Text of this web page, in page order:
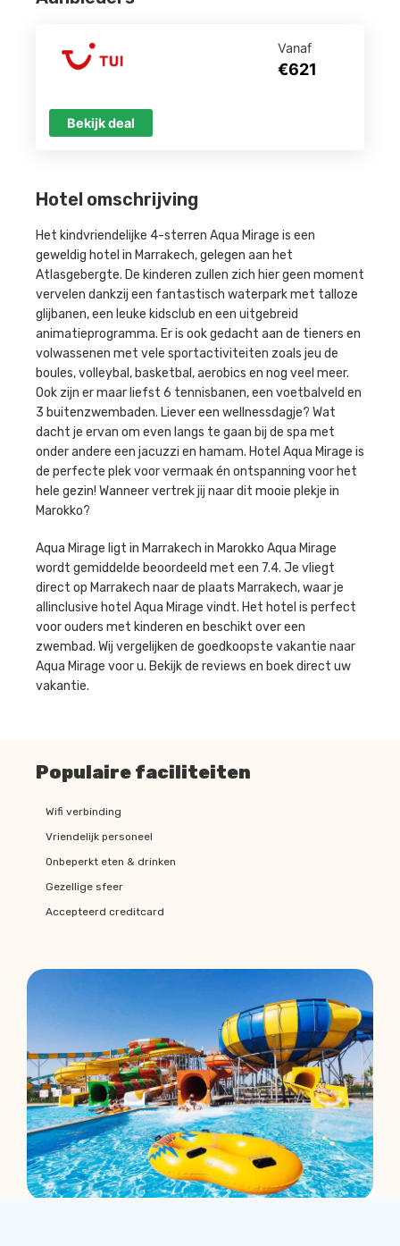
Hotel omschrijving
Het kindvriendelijke 4-sterren Aqua Mirage is een
geweldig hotel in Marrakech, gelegen aan het
Atlasgebergte. De kinderen zullen zich hier geen moment
vervelen dankzij een fantastisch waterpark met talloze
glijbanen, een leuke kidsclub en een uitgebreid
animatieprogramma. Er is ook gedacht aan de tieners en
volwassenen met vele sportactiviteiten zoals jeu de
boules, volleybal, basketbal, aerobics en nog veel meer.
Ook zijn er maar liefst 6 tennisbanen, een voetbalveld en
3 buitenzwembaden. Liever een wellnessdagje? Wat
dacht je ervan om even langs te gaan bij de spa met
onder andere een jacuzzi en hamam. Hotel Aqua Mirage is
de perfecte plek voor vermaak én ontspanning voor het
hele gezin! Wanneer vertrek jij naar dit mooie plekje in
Marokko?
Aqua Mirage ligt in Marrakech in Marokko Aqua Mirage
wordt gemiddelde beoordeeld met een 7.4. Je vliegt
direct op Marrakech naar de plaats Marrakech, waar je
allinclusive hotel Aqua Mirage vindt. Het hotel is perfect
voor ouders met kinderen en beschikt over een
zwembad. Wij vergelijken de goedkoopste vakantie naar
Aqua Mirage voor u. Bekijk de reviews en boek direct uw
vakantie.
Vanaf
€621
Bekijk deal
Populaire faciliteiten
Wifi verbinding
Vriendelijk personeel
Onbeperkt eten & drinken
Gezellige sfeer
Accepteerd creditcard